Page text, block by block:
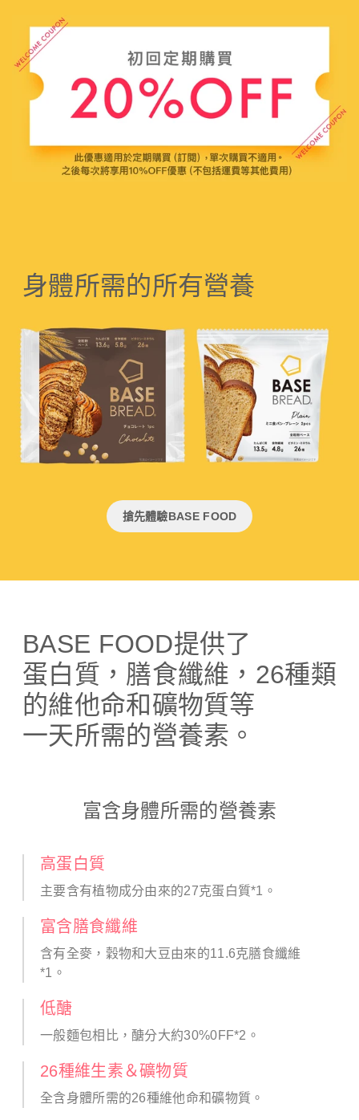
身體所需的所有營養
搶先體驗BASE FOOD
BASE FOOD提供了
蛋白質，膳食纖維，26種類
的維他命和礦物質等
一天所需的營養素。
富含身體所需的營養素
高蛋白質
主要含有植物成分由來的27克蛋白質*1。
富含膳食纖維
含有全麥，穀物和大豆由來的11.6克膳食纖維
*1。
低醣
一般麵包相比，醣分大約30%0FF*2。
26種維生素＆礦物質
全含身體所需的26種維他命和礦物質。